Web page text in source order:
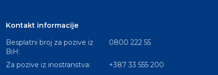
Kontakt informacije
Besplatni broj za pozive iz
BiH:
0800 222 55
Za pozive iz inostranstva:
+387 33 555 200